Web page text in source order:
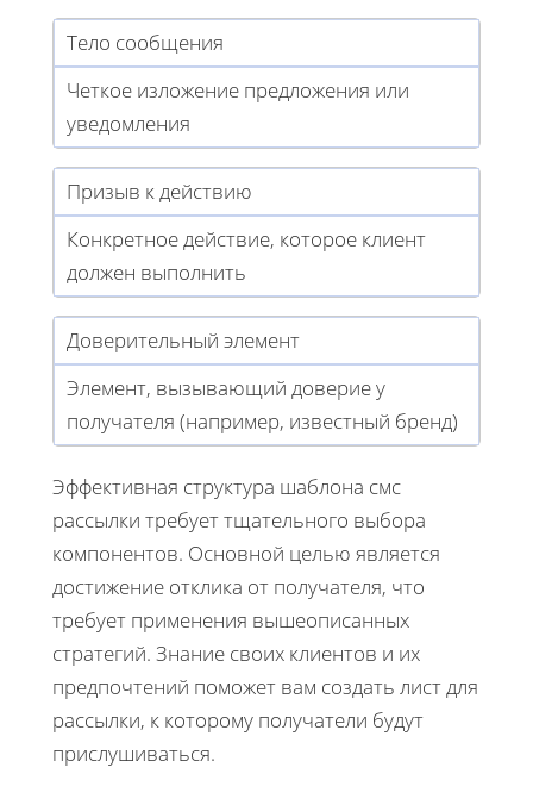
Тело сообщения
Четкое изложение предложения или
уведомления
Призыв к действию
Конкретное действие, которое клиент
должен выполнить
Доверительный элемент
Элемент, вызывающий доверие у
получателя (например, известный бренд)
Эффективная структура шаблона смс
рассылки требует тщательного выбора
компонентов. Основной целью является
достижение отклика от получателя, что
требует применения вышеописанных
стратегий. Знание своих клиентов и их
предпочтений поможет вам создать лист для
рассылки, к которому получатели будут
прислушиваться.